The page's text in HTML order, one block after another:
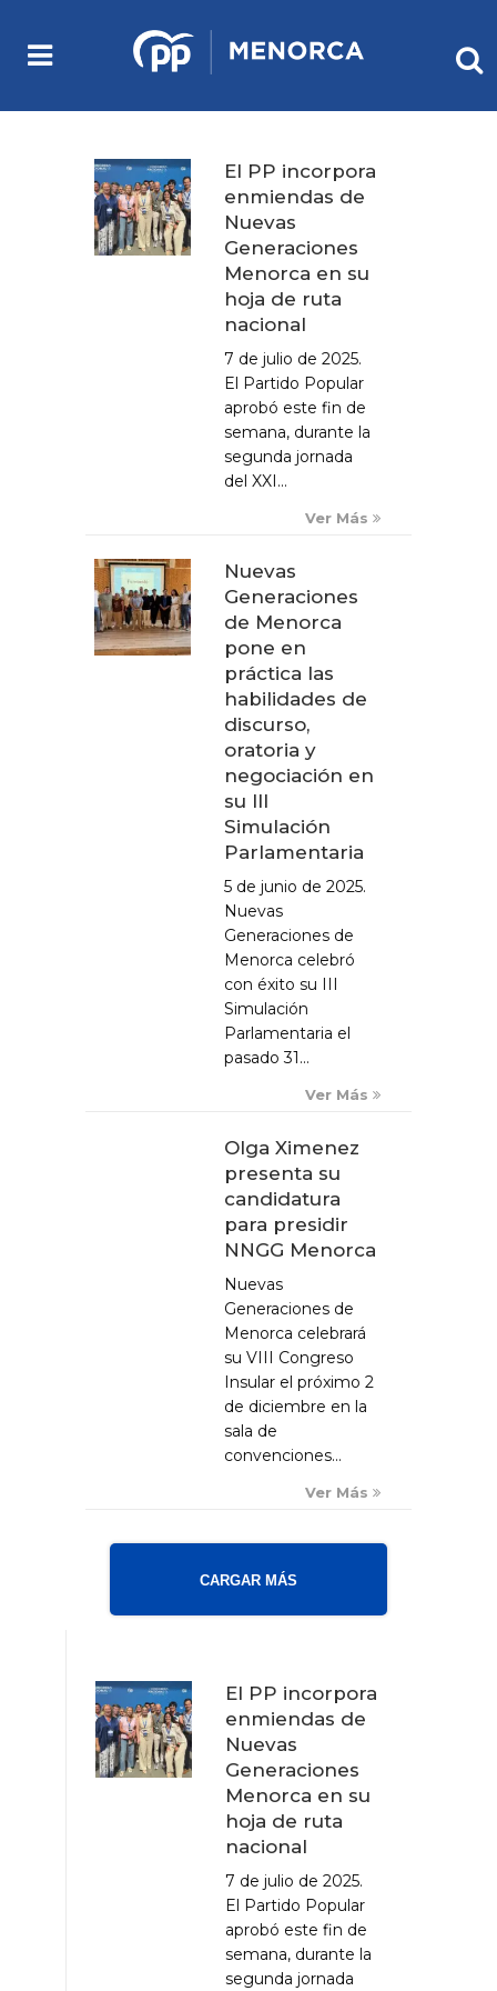
El PP incorpora
enmiendas de
Nuevas
Generaciones
Menorca en su
hoja de ruta
nacional
7 de julio de 2025.
El Partido Popular
aprobó este fin de
semana, durante la
segunda jornada
del XXI...
Ver Más
Nuevas
Generaciones
de Menorca
pone en
práctica las
habilidades de
discurso,
oratoria y
negociación en
su III
Simulación
Parlamentaria
5 de junio de 2025.
Nuevas
Generaciones de
Menorca celebró
con éxito su III
Simulación
Parlamentaria el
pasado 31...
Ver Más
Olga Ximenez
presenta su
candidatura
para presidir
NNGG Menorca
Nuevas
Generaciones de
Menorca celebrará
su VIII Congreso
Insular el próximo 2
de diciembre en la
sala de
convenciones...
Ver Más
CARGAR MÁS
El PP incorpora
enmiendas de
Nuevas
Generaciones
Menorca en su
hoja de ruta
nacional
7 de julio de 2025.
El Partido Popular
aprobó este fin de
semana, durante la
segunda jornada